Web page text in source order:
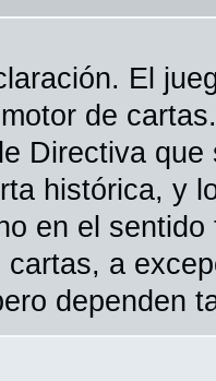
El
de
Directiva
histórica, y
en el
cartas, a
dependen